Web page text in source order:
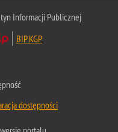
Informacji Publicznej
BIP KGP
dostępności